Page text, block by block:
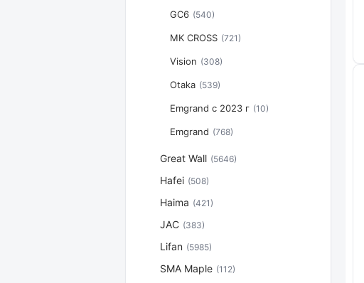
GC6 (540)
MK CROSS (721)
Vision (308)
Otaka (539)
Emgrand с 2023 г (10)
Emgrand (768)
Great Wall (5646)
Hafei (508)
Haima (421)
JAC (383)
Lifan (5985)
SMA Maple (112)